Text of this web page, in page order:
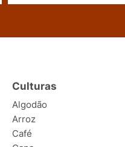
Culturas
Algodão
Arroz
Café